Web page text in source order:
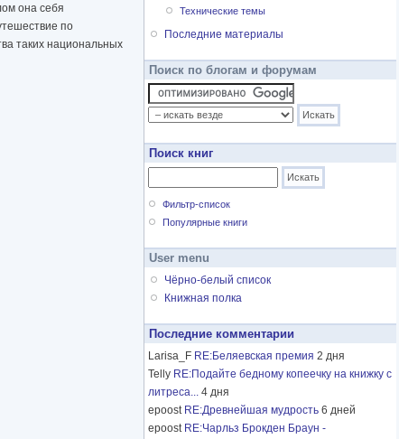
она себя
по
таких национальных
Технические темы
Последние материалы
Поиск по блогам и форумам
Поиск книг
Фильтр-список
Популярные книги
User menu
Чёрно-белый список
Книжная полка
Последние комментарии
Larisa_F RE:Беляевская премия 2 дня
Telly RE:Подайте бедному копеечку на книжку с
литреса... 4 дня
epoost RE:Древнейшая мудрость 6 дней
epoost RE:Чарльз Брокден Браун -